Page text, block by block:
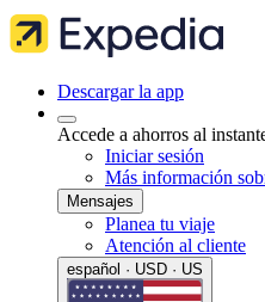
Descargar la app
Accede a ahorros al
Iniciar sesión
Más información
Mensajes
Planea tu viaje
Atención al cliente
español · USD · US